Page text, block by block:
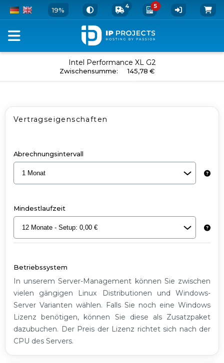
19% 4 5
Dedicated
Add-
Ons
Intel
Performance
XL
G2
Intel Performance XL G2
Zwischensumme: 145,78 €in den Warenkorb
Vertragseigenschaften
Abrechnungsintervall
Mindestlaufzeit
Betriebssystem
In unserem Server-Management können Sie zwischen
vielen gängigen Linux Distributionen und Windows-
Server Varianten wählen. Falls Sie noch eine Windows
Lizenz benötigen, können Sie diese als Zusatzpaket
dazubuchen. Der Preis der Lizenz richtet sich nach der
CPU des Servers.